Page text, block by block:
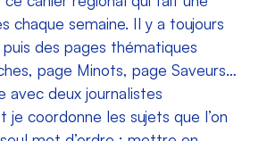
chaque semaine. Il y a toujours
des pages thématiques
page Minots, page Saveurs…
avec deux journalistes
je coordonne les sujets que l’on